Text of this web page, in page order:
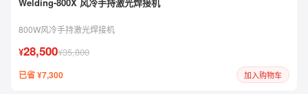
800W风冷手持激光焊接机
¥28,500¥35,800
已省 ¥7,300 加入购物车